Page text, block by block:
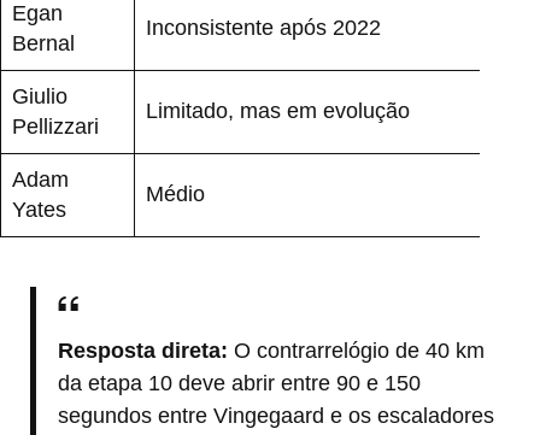
Egan
Bernal
Inconsistente após 2022
Giulio
Pellizzari
Limitado, mas em evolução
Adam
Yates
Médio
Resposta direta: O contrarrelógio de 40 km
da etapa 10 deve abrir entre 90 e 150
segundos entre Vingegaard e os escaladores